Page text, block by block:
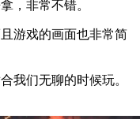
非常不错。
游戏的画面也非常简
们无聊的时候玩。